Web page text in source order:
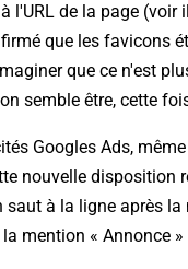
l'URL de la page
que les favicons
que ce n'est
semble être, cette
Googles Ads,
nouvelle disposition
saut à la ligne après
la mention « Annonce